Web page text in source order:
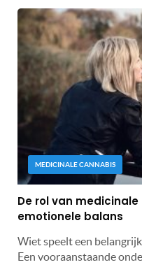
MEDICINALE CANNABIS
De rol van
emotionele balans
Wiet speelt een
Een vooraanstaande